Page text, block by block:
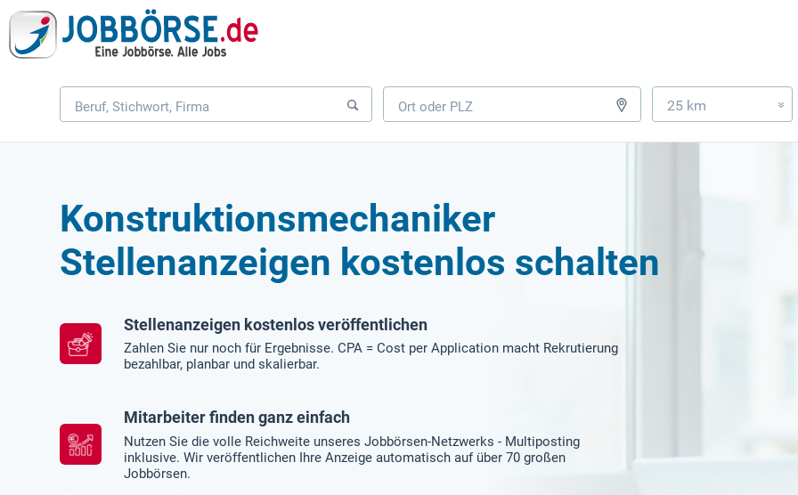
25 km »
Konstruktionsmechaniker
Stellenanzeigen kostenlos schalten
Stellenanzeigen kostenlos veröffentlichen
Zahlen Sie nur noch für Ergebnisse. CPA = Cost per Application macht Rekrutierung
bezahlbar, planbar und skalierbar.
Mitarbeiter finden ganz einfach
Nutzen Sie die volle Reichweite unseres Jobbörsen-Netzwerks - Multiposting
inklusive. Wir veröffentlichen Ihre Anzeige automatisch auf über 70 großen
Jobbörsen.